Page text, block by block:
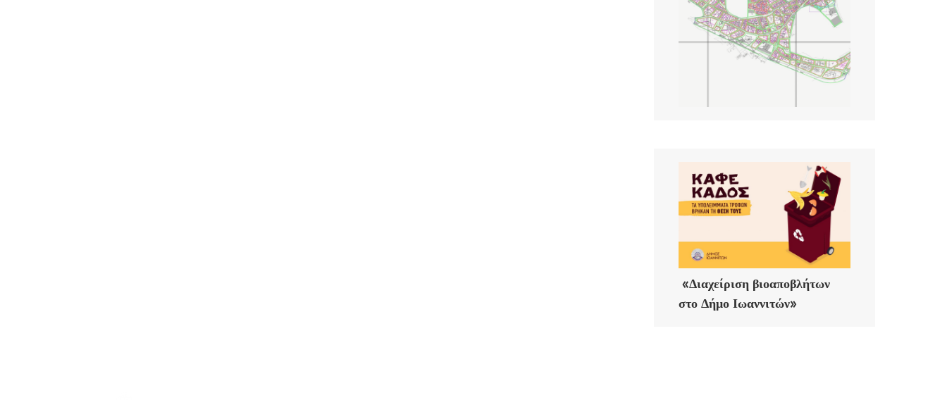
«Διαχείριση βιοαποβλήτων
στο Δήμο Ιωαννιτών»